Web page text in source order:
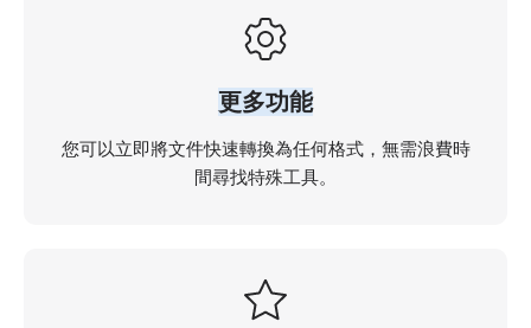
更多功能
您可以立即將文件快速轉換為任何格式，無需浪費時
間尋找特殊工具。